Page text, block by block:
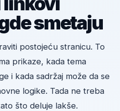
smetaju
postojeću stranicu. To
prikaze, kada tema
i kada sadržaj može da se
logike. Tada ne treba
što deluje lakše.